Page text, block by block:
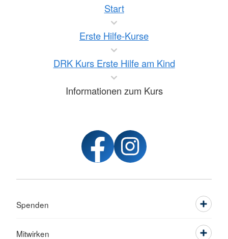
Start
Erste Hilfe-Kurse
DRK Kurs Erste Hilfe am Kind
Informationen zum Kurs
Spenden
Mitwirken